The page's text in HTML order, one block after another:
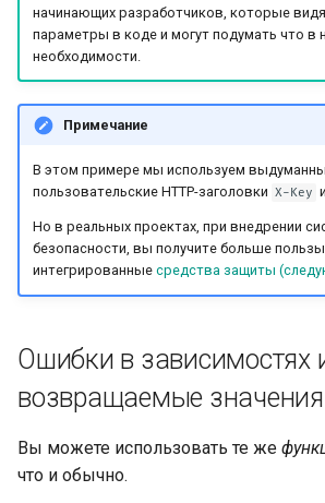
Подключение WSGI — Flask,
Django и другие
JSON с байтами в Base64
Строгая проверка HTTP-
заголовка Content-Type
начинающих разработчиков, которые
параметры в коде и могут подумать что в
необходимости.
Примечание
В этом примере мы используем
пользовательские HTTP-заголовки X-Key и
Но в реальных проектах, при внедрении
безопасности, вы получите больше пользы
интегрированные средства защиты
Ошибки в зависимостях
возвращаемые значения
Вы можете использовать те же
что и обычно.